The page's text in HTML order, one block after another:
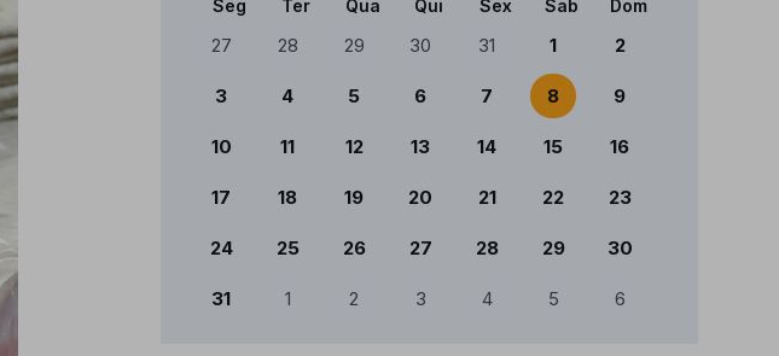
Calendário
Seg Ter Qua Qui Sex Sab Dom
27 28 29 30 31 1 2
3 4 5 6 7 8 9
10 11 12 13 14 15 16
17 18 19 20 21 22 23
24 25 26 27 28 29 30
31 1 2 3 4 5 6